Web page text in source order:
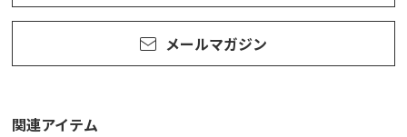
メールマガジン
関連アイテム